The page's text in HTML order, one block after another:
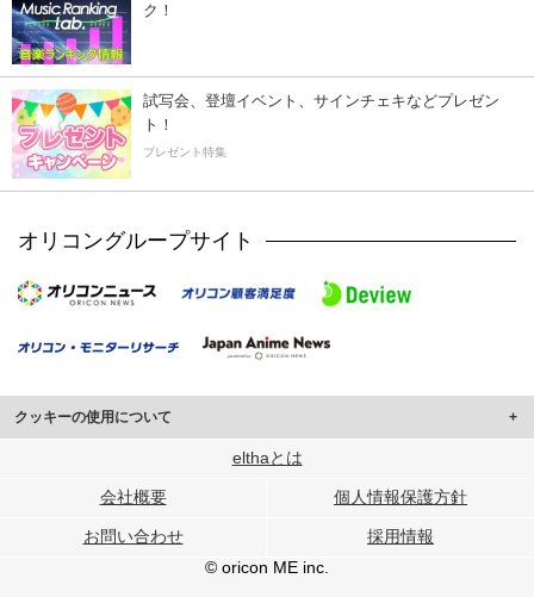
ク！
試写会、登壇イベント、サインチェキなどプレゼン
ト！
プレゼント特集
オリコングループサイト
クッキーの使用について
このサイトでは Cookie を使用して、ユーザーに合わせたコンテンツや広告の
行っています。
メディアや広告配信、データ解析の各パートナーに提供しています。
各パートナーは、この情報とユーザーが各パートナーに提供した他の情報や、
ユーザーが各パートナーのサービスを使用したときに収集した他の情報を組み
elthaとは
会社概要 個人情報保護方針
お問い合わせ
採用情報
© oricon ME inc.